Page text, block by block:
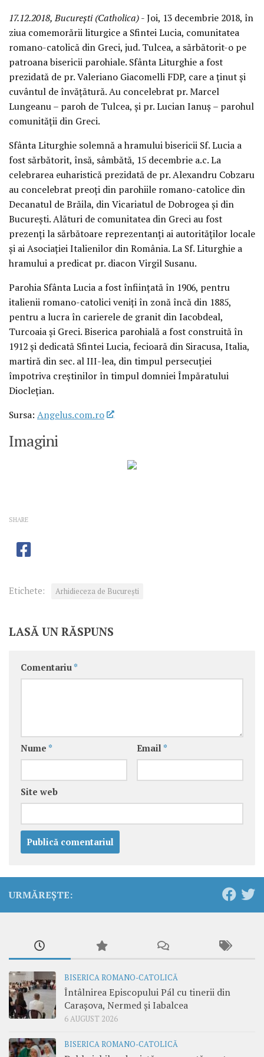
17.12.2018, București (Catholica)- Joi, 13 decembrie 2018, în
ziua comemorării liturgice a Sfintei Lucia, comunitatea
romano-catolică din Greci, jud. Tulcea, a sărbătorit-o pe
patroana bisericii parohiale. Sfânta Liturghie a fost
prezidată de pr. Valeriano Giacomelli FDP, care a ținut și
cuvântul de învățătură. Au concelebrat pr. Marcel
Lungeanu – paroh de Tulcea, și pr. Lucian Ianuș – parohul
comunității din Greci.
Sfânta Liturghie solemnă a hramului bisericii Sf. Lucia a
fost sărbătorit, însă, sâmbătă, 15 decembrie a.c. La
celebrarea euharistică prezidată de pr. Alexandru Cobzaru
au concelebrat preoți din parohiile romano-catolice din
Decanatul de Brăila, din Vicariatul de Dobrogea și din
București. Alături de comunitatea din Greci au fost
prezenți la sărbătoare reprezentanți ai autorităților locale
și ai Asociației Italienilor din România. La Sf. Liturghie a
hramului a predicat pr. diacon Virgil Susanu.
Parohia Sfânta Lucia a fost înființată în 1906, pentru
italienii romano-catolici veniți în zonă încă din 1885,
pentru a lucra în carierele de granit din Iacobdeal,
Turcoaia și Greci. Biserica parohială a fost construită în
1912 și dedicată Sfintei Lucia, fecioară din Siracusa, Italia,
martiră din sec. al III-lea, din timpul persecuției
împotriva creștinilor în timpul domniei Împăratului
Dioclețian.
Sursa: Angelus.com.ro
Imagini
SHARE
Etichete: Arhidieceza de București
LASĂ UN RĂSPUNS
Comentariu *
Nume * Email *
Site web
URMĂREȘTE:
BISERICA ROMANO-CATOLICĂ
Întâlnirea Episcopului Pál cu tinerii din
Carașova, Nermed și Iabalcea
6 AUGUST 2026
BISERICA ROMANO-CATOLICĂ